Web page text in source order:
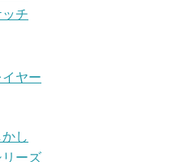
チ
ヤー
し
ーズ